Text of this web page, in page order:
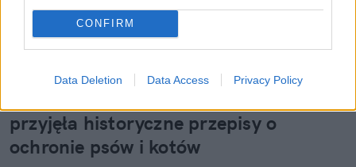
CONFIRM
Data Deletion Data Access Privacy Policy
przyjęła historyczne przepisy o
ochronie psów i kotów